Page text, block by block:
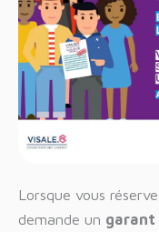
Lorsque vous
demande un